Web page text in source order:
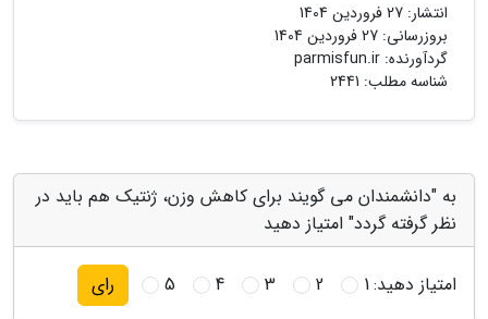
انتشار: 27 فروردین 1404
بروزرسانی: 27 فروردین 1404
گردآورنده: parmisfun.ir
شناسه مطلب: 2441
به "دانشمندان می گویند برای کاهش وزن، ژنتیک هم باید در
نظر گرفته گردد" امتیاز دهید
امتیاز دهید:1
2
3
4
5 رای